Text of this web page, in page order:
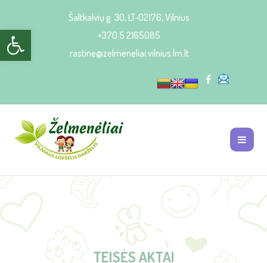
Open toolbar
Šaltkalvių g. 30, LT-02176, Vilnius
+370 5 2165085
rastine@zelmeneliai.vilnius.lm.lt
TEISĖS AKTAI